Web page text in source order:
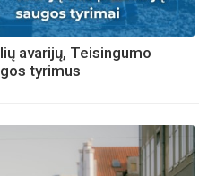
avarijų, Teisingumo
tyrimus